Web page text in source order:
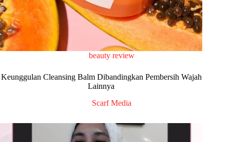
beauty review
Keunggulan Cleansing Balm Dibandingkan Pembersih Wajah
Lainnya
Scarf Media